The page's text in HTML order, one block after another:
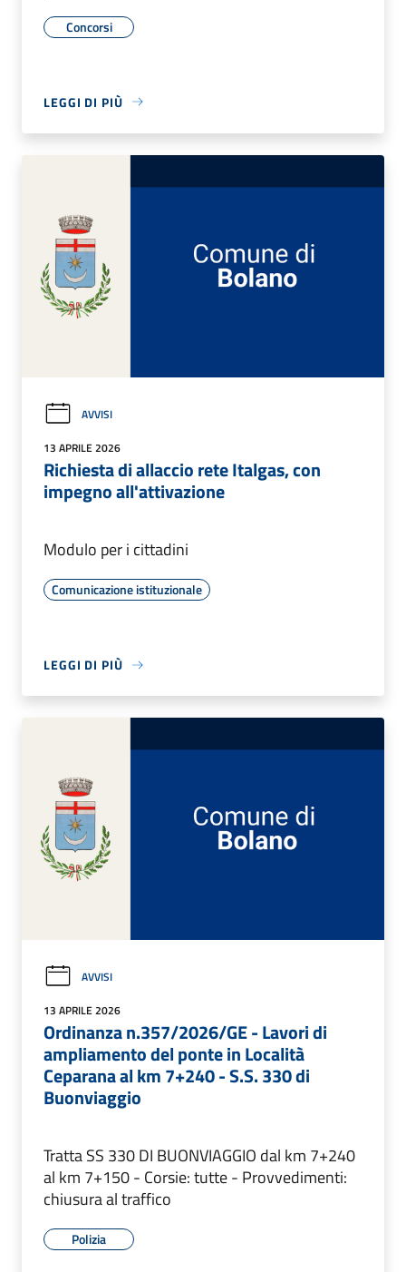
Concorsi
LEGGI DI PIÙ
AVVISI
13 APRILE 2026
Richiesta di allaccio rete Italgas, con
impegno all'attivazione
Modulo per i cittadini
Comunicazione istituzionale
LEGGI DI PIÙ
AVVISI
13 APRILE 2026
Ordinanza n.357/2026/GE - Lavori di
ampliamento del ponte in Località
Ceparana al km 7+240 - S.S. 330 di
Buonviaggio
Tratta SS 330 DI BUONVIAGGIO dal km 7+240
al km 7+150 - Corsie: tutte - Provvedimenti:
chiusura al traffico
Polizia